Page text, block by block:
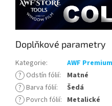
Doplňkové parametry
Kategorie:
AWF
? Odstín fólií:
Matné
? Barva fólií:
Šedá
? Povrch fólií: Metalické